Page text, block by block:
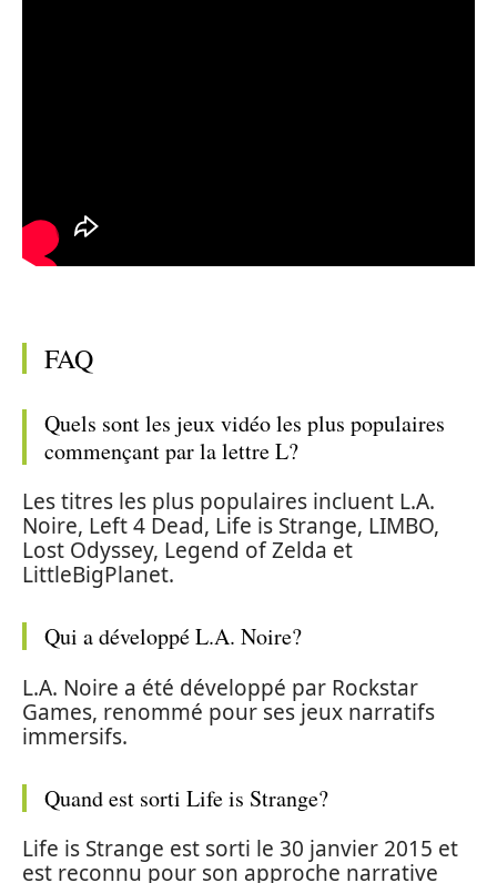
FAQ
Quels sont les jeux vidéo les plus populaires
commençant par la lettre L?
Les titres les plus populaires incluent L.A.
Noire, Left 4 Dead, Life is Strange, LIMBO,
Lost Odyssey, Legend of Zelda et
LittleBigPlanet.
Qui a développé L.A. Noire?
L.A. Noire a été développé par Rockstar
Games, renommé pour ses jeux narratifs
immersifs.
Quand est sorti Life is Strange?
Life is Strange est sorti le 30 janvier 2015 et
est reconnu pour son approche narrative